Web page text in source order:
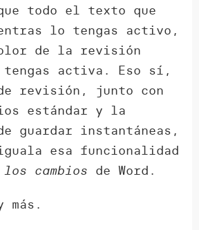
todo el texto que
lo tengas activo,
de la revisión
tengas activa. Eso sí,
de revisión, junto con
estándar y la
guardar instantáneas,
iguala esa funcionalidad
cambios de Word.
más.